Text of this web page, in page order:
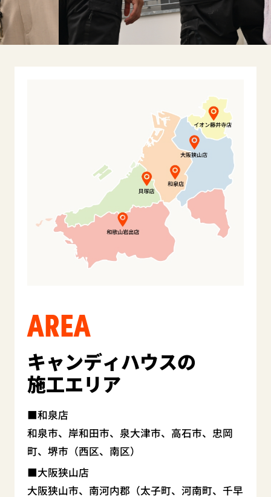
AREA
キャンディハウスの
施工エリア
和泉店
和泉市、岸和田市、泉大津市、高石市、忠岡
町、堺市（西区、南区）
大阪狭山店
大阪狭山市、南河内郡（太子町、河南町、千早